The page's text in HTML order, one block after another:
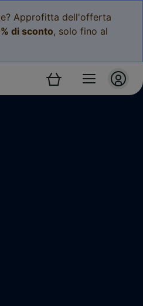
Approfitta dell'offerta
di sconto, solo fino al